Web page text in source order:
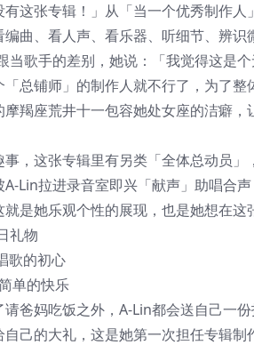
有这张专辑！」从「当一个优秀制作
曲、看人声、看乐器、听细节、辨识
当歌手的差别，她说：「我觉得这是
总铺师」的制作人就不行了，为了整
羯座荒井十一包容她处女座的洁癖
事，这张专辑里有另类「全体总动员
Lin拉进录音室即兴「献声」助唱合
是她乐观个性的展现，也是她想在这
礼物
歌的初心
单的快乐
爸妈吃饭之外，A-Lin都会送自己一
自己的大礼，这是她第一次担任专辑